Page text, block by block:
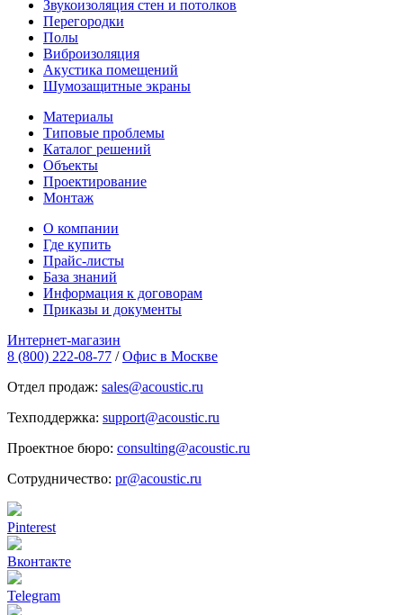
Звукоизоляция стен и потолков
Перегородки
Полы
Виброизоляция
Акустика помещений
Шумозащитные экраны
Материалы
Типовые проблемы
Каталог решений
Объекты
Проектирование
Монтаж
О компании
Где купить
Прайс-листы
База знаний
Информация к договорам
Приказы и документы
Интернет-магазин
8 (800) 222-08-77 / Офис в Москве
Отдел продаж: sales@acoustic.ru
Техподдержка: support@acoustic.ru
Проектное бюро: consulting@acoustic.ru
Сотрудничество: pr@acoustic.ru
Pinterest
Вконтакте
Telegram